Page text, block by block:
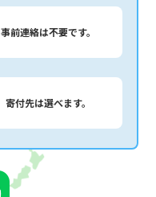
事前連絡は不要です。
寄付先は選べます。